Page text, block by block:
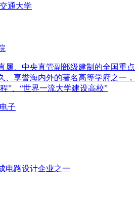
属、中央直管副部级建制的全国重点
、享誉海内外的著名高等学府之一，
”、“世界一流大学建设高校”
电路设计企业之一